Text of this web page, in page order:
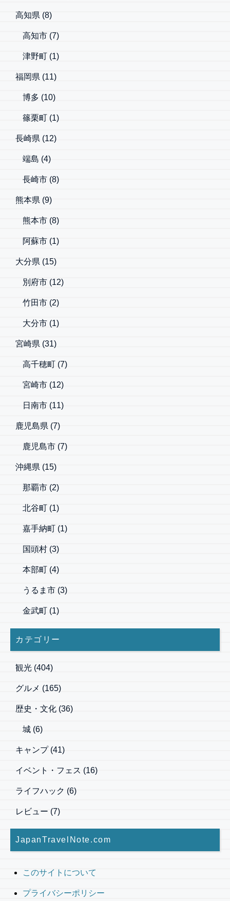
高知県 (8)
高知市 (7)
津野町 (1)
福岡県 (11)
博多 (10)
篠栗町 (1)
長崎県 (12)
端島 (4)
長崎市 (8)
熊本県 (9)
熊本市 (8)
阿蘇市 (1)
大分県 (15)
別府市 (12)
竹田市 (2)
大分市 (1)
宮崎県 (31)
高千穂町 (7)
宮崎市 (12)
日南市 (11)
鹿児島県 (7)
鹿児島市 (7)
沖縄県 (15)
那覇市 (2)
北谷町 (1)
嘉手納町 (1)
国頭村 (3)
本部町 (4)
うるま市 (3)
金武町 (1)
カテゴリー
観光 (404)
グルメ (165)
歴史・文化 (36)
城 (6)
キャンプ (41)
イベント・フェス (16)
ライフハック (6)
レビュー (7)
JapanTravelNote.com
このサイトについて
プライバシーポリシー